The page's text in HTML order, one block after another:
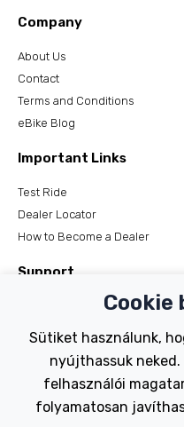
Company
About Us
Contact
Terms and Conditions
eBike Blog
Important Links
Test Ride
Dealer Locator
How to Become a Dealer
Support
Register Your Bike
Tutorials
Electric Bikes
Cookie
Sütiket használunk,
nyújthassuk neked.
felhasználói
folyamatosan